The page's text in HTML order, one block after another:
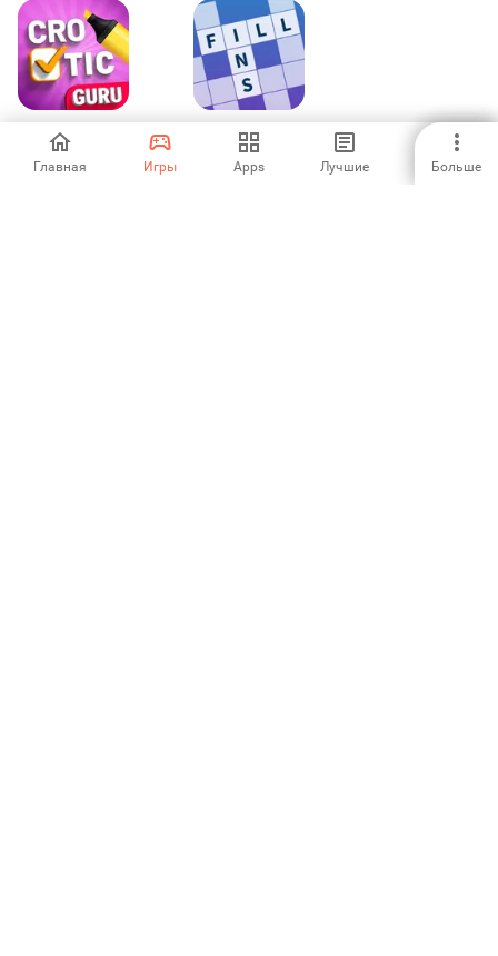
Главная Игры Apps Лучшие Больше
Crostic Guru -
Кроссворд
пазлы
-
Fill-in Crosswords
Unlimited